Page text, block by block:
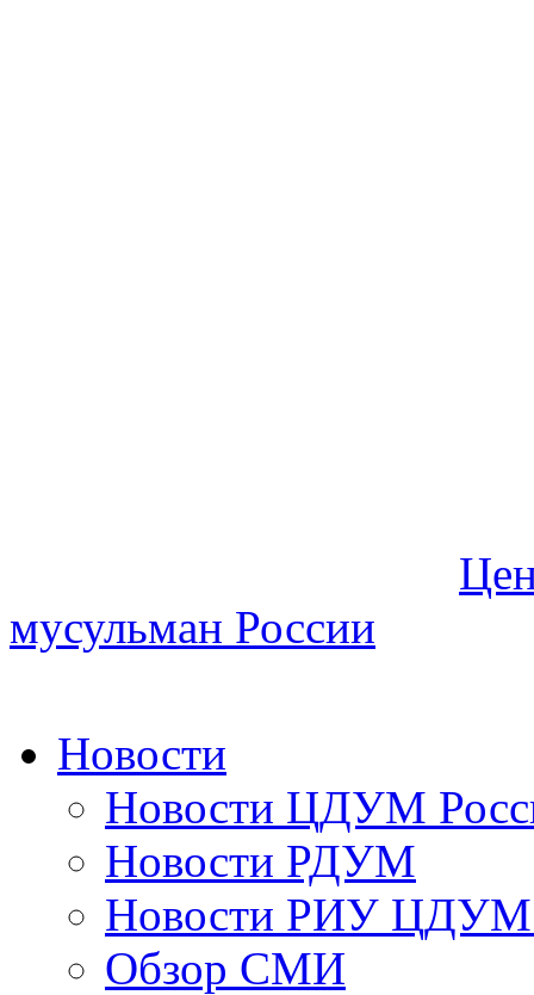
мусульман России
Новости
Новости ЦДУМ
Новости РДУМ
Новости РИУ ЦДУМ
Обзор СМИ